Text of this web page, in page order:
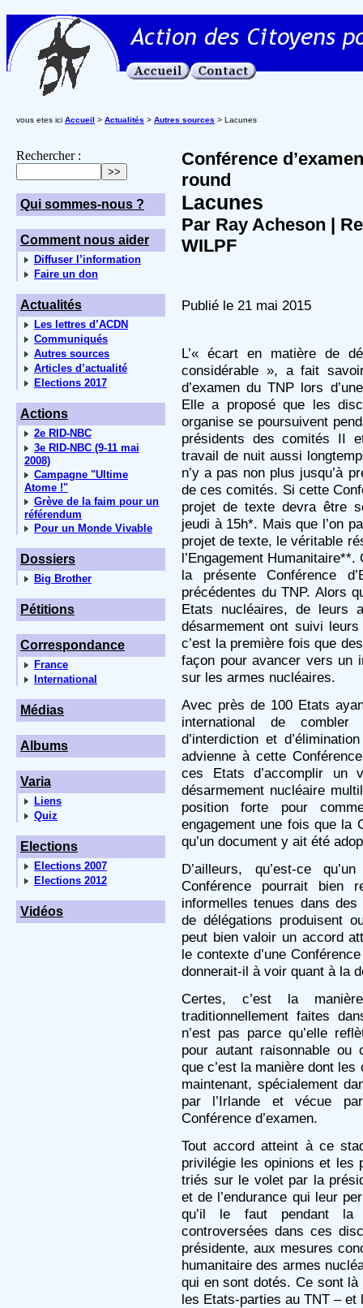
vous etes ici Accueil > Actualités > Autres sources > Lacunes
Rechercher :
Qui sommes-nous ?
Comment nous aider
Diffuser l’information
Faire un don
Actualités
Les lettres d’ACDN
Communiqués
Autres sources
Articles d’actualité
Elections 2017
Actions
2e RID-NBC
3e RID-NBC (9-11 mai
2008)
Campagne "Ultime
Atome !"
Grève de la faim pour un
référendum
Pour un Monde Vivable
Dossiers
Big Brother
Pétitions
Correspondance
France
International
Médias
Albums
Varia
Liens
Quiz
Elections
Elections 2007
Elections 2012
Vidéos
Conférence
round
Lacunes
Par Ray Acheson |
WILPF
Publié le 21 mai 2015
L’« écart en matière de
considérable », a fait
d’examen du TNP lors
Elle a proposé que les
organise se poursuivent
présidents des comités II
travail de nuit aussi
n’y a pas non plus jusqu’à
de ces comités. Si cette
projet de texte devra être
jeudi à 15h*. Mais que l’on
projet de texte, le véritable
l’Engagement
la présente Conférence
précédentes du TNP. Alors
Etats nucléaires, de leurs
désarmement ont suivi
c’est la première fois que
façon pour avancer vers un
sur les armes nucléaires.
Avec près de 100 Etats
international de
d’interdiction et
advienne à cette
ces Etats d’accomplir un
désarmement nucléaire
position forte pour
engagement une fois que la
qu’un document y ait été
D’ailleurs, qu’est-ce
Conférence pourrait bien
informelles tenues dans
de délégations produisent
peut bien valoir un accord
le contexte d’une
donnerait-il à voir quant à la
Certes, c’est la
traditionnellement faites
n’est pas parce qu’elle
pour autant raisonnable ou
que c’est la manière dont
maintenant, spécialement
par l’Irlande et vécue
Conférence d’examen.
Tout accord atteint à ce
privilégie les opinions et les
triés sur le volet par la
et de l’endurance qui leur
qu’il le faut pendant
controversées dans ces
présidente, aux mesures
humanitaire des armes
qui en sont dotés. Ce sont
les Etats-parties au TNT –